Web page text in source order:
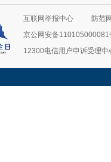
互联网举报中心
防范
京公网安备110105000081
12300电信用户申诉受理中